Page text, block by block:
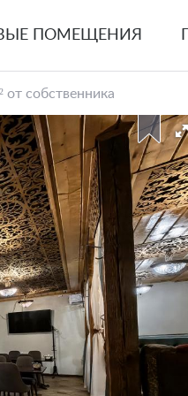
ПОМЕЩЕНИЯ
от собственника